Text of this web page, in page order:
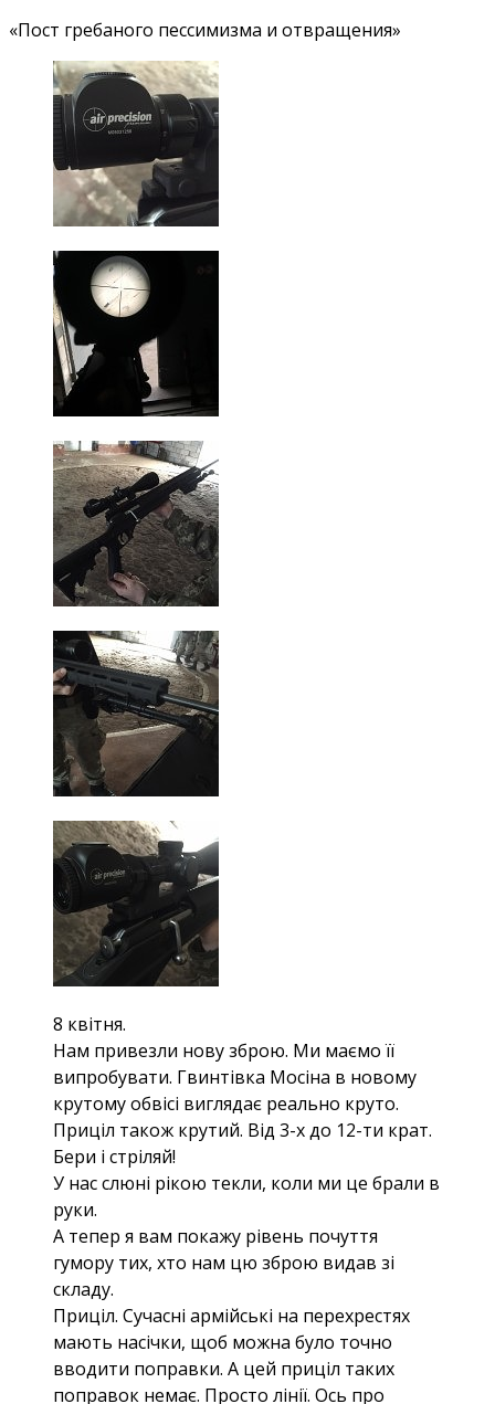
«Пост гребаного пессимизма и отвращения»
8 квітня.
Нам привезли нову зброю. Ми маємо її
випробувати. Гвинтівка Мосіна в новому
крутому обвісі виглядає реально круто.
Приціл також крутий. Від 3-х до 12-ти крат.
Бери і стріляй!
У нас слюні рікою текли, коли ми це брали в
руки.
А тепер я вам покажу рівень почуття
гумору тих, хто нам цю зброю видав зі
складу.
Приціл. Сучасні армійські на перехрестях
мають насічки, щоб можна було точно
вводити поправки. А цей приціл таких
поправок немає. Просто лінії. Ось про